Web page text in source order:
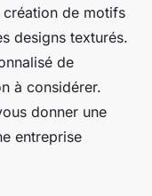
de motifs
designs texturés.
de
à considérer.
donner une
entreprise